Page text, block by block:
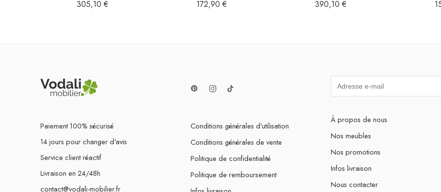
305,10 € 172,90 € 390,10 €
Paiement 100% sécurisé
14 jours pour changer d'avis
Service client réactif
Livraison en 24/48h
contact@vodali-mobilier.fr
Conditions générales d’utilisation
Conditions générales de vente
Politique de confidentialité
Politique de remboursement
À propos de nous
Nos meubles
Nos promotions
Infos livraison
Nous contacter